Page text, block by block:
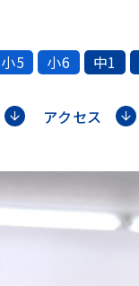
小5 小6 中1
アクセス